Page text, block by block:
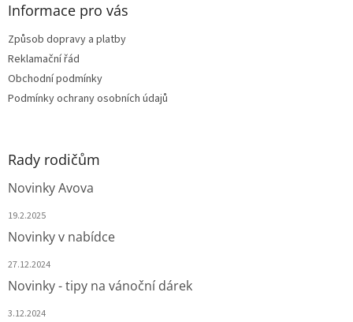
Informace pro vás
Způsob dopravy a platby
Reklamační řád
Obchodní podmínky
Podmínky ochrany osobních údajů
Rady rodičům
Novinky Avova
19.2.2025
Novinky v nabídce
27.12.2024
Novinky - tipy na vánoční dárek
3.12.2024